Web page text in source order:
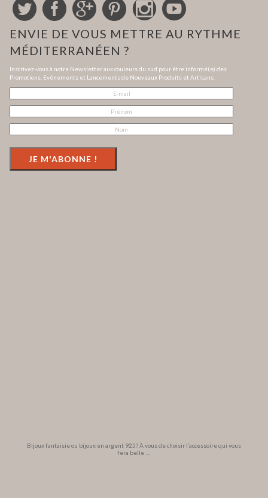
ENVIE DE VOUS METTRE AU RYTHME
MÉDITERRANÉEN ?
Inscrivez-vous à notre Newsletter aux couleurs du sud pour être informé(e) des
Promotions, Evénements et Lancements de Nouveaux Produits et Artisans.
Bijoux fantaisie ou bijoux en argent 925? À vous de choisir l’accessoire qui vous
fera belle